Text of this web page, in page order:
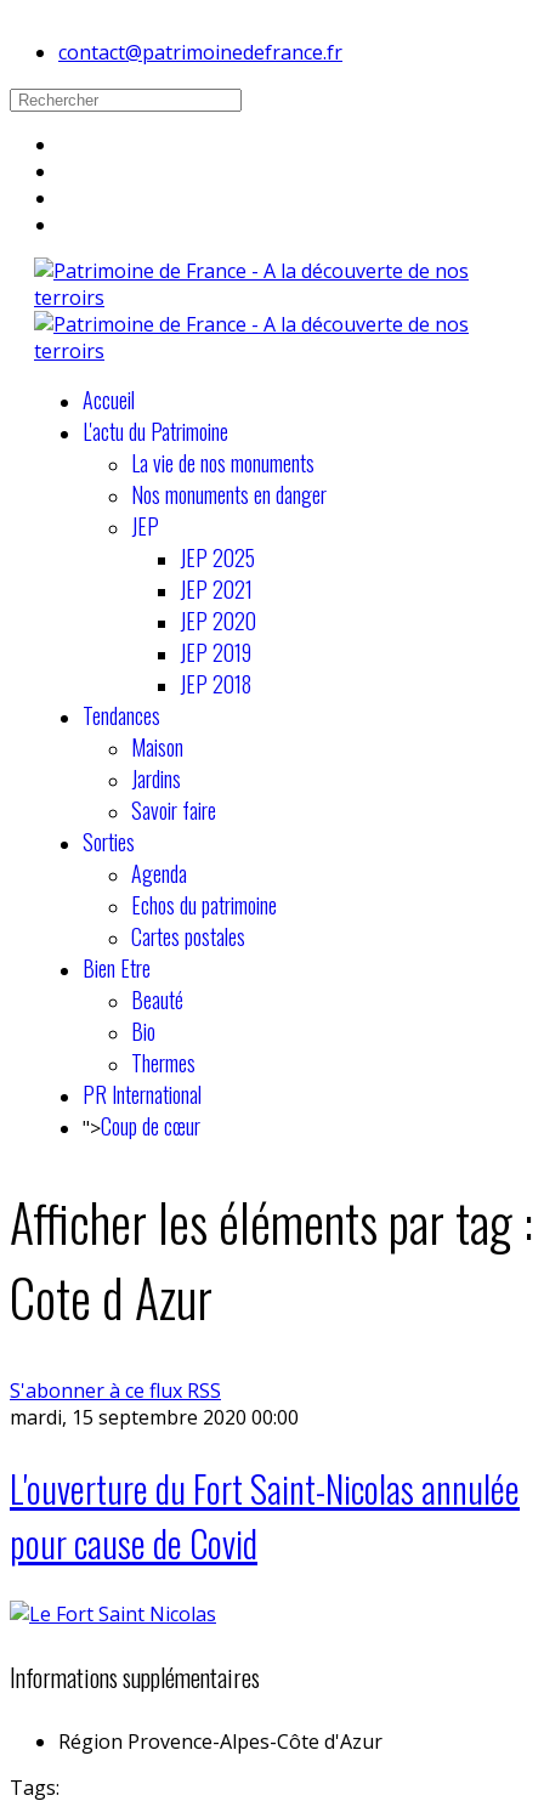
contact@patrimoinedefrance.fr
Accueil
L'actu du Patrimoine
La vie de nos monuments
Nos monuments en danger
JEP
JEP 2025
JEP 2021
JEP 2020
JEP 2019
JEP 2018
Tendances
Maison
Jardins
Savoir faire
Sorties
Agenda
Echos du patrimoine
Cartes postales
Bien Etre
Beauté
Bio
Thermes
PR International
">Coup de cœur
Afficher les éléments par tag :
Cote d Azur
S'abonner à ce flux RSS
mardi, 15 septembre 2020 00:00
L'ouverture du Fort Saint-Nicolas annulée
pour cause de Covid
Informations supplémentaires
Région Provence-Alpes-Côte d'Azur
Tags: